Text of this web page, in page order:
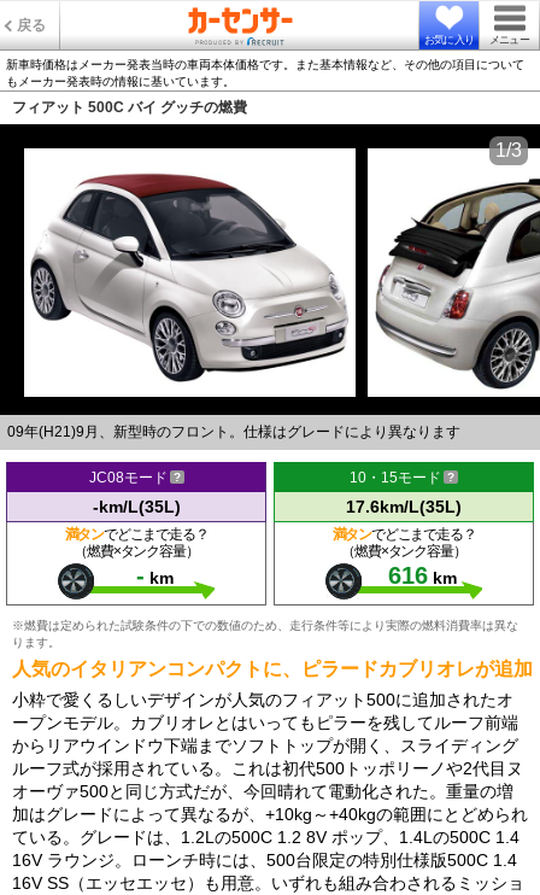
戻る
お気に入り メニュー
新車時価格はメーカー発表当時の車両本体価格です。また基本情報など、その他の項目について
もメーカー発表時の情報に基いています。
フィアット 500C バイ グッチの燃費
09年(H21)9月、新型時のフロント。仕様はグレードにより異なります
1/3
JC08モード
-km/L(35L)
満タンでどこまで走る？
（燃費×タンク容量）
- km
10・15モード
17.6km/L(35L)
満タンでどこまで走る？
（燃費×タンク容量）
616 km
※燃費は定められた試験条件の下での数値のため、走行条件等により実際の燃料消費率は異な
ります。
人気のイタリアンコンパクトに、ピラードカブリオレが追加
小粋で愛くるしいデザインが人気のフィアット500に追加されたオ
ープンモデル。カブリオレとはいってもピラーを残してルーフ前端
からリアウインドウ下端までソフトトップが開く、スライディング
ルーフ式が採用されている。これは初代500トッポリーノや2代目ヌ
オーヴァ500と同じ方式だが、今回晴れて電動化された。重量の増
加はグレードによって異なるが、+10kg～+40kgの範囲にとどめられ
ている。グレードは、1.2Lの500C 1.2 8V ポップ、1.4Lの500C 1.4
16V ラウンジ。ローンチ時には、500台限定の特別仕様版500C 1.4
16V SS（エッセエッセ）も用意。いずれも組み合わされるミッショ